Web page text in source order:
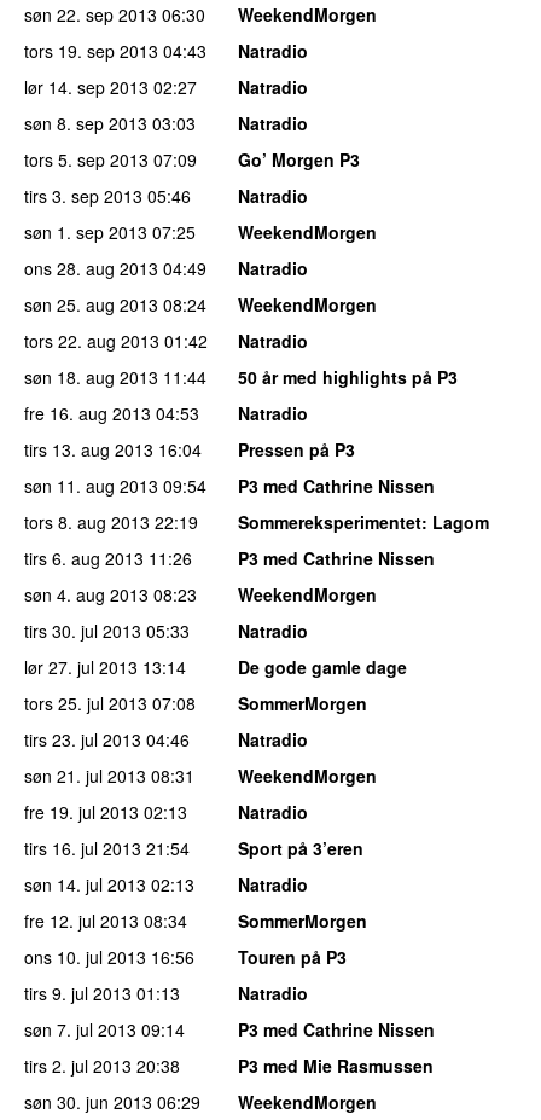
søn 22. sep 2013 06:30
WeekendMorgen
tors 19. sep 2013 04:43
Natradio
lør 14. sep 2013 02:27
Natradio
søn 8. sep 2013 03:03
Natradio
tors 5. sep 2013 07:09
Go’ Morgen P3
tirs 3. sep 2013 05:46
Natradio
søn 1. sep 2013 07:25
WeekendMorgen
ons 28. aug 2013 04:49
Natradio
søn 25. aug 2013 08:24
WeekendMorgen
tors 22. aug 2013 01:42
Natradio
søn 18. aug 2013 11:44
50 år med highlights på P3
fre 16. aug 2013 04:53
Natradio
tirs 13. aug 2013 16:04
Pressen på P3
søn 11. aug 2013 09:54
P3 med Cathrine Nissen
tors 8. aug 2013 22:19 Sommereksperimentet: Lagom
tirs 6. aug 2013 11:26
P3 med Cathrine Nissen
søn 4. aug 2013 08:23
WeekendMorgen
tirs 30. jul 2013 05:33
Natradio
lør 27. jul 2013 13:14
De gode gamle dage
tors 25. jul 2013 07:08
SommerMorgen
tirs 23. jul 2013 04:46
Natradio
søn 21. jul 2013 08:31
WeekendMorgen
fre 19. jul 2013 02:13
Natradio
tirs 16. jul 2013 21:54
Sport på 3’eren
søn 14. jul 2013 02:13
Natradio
fre 12. jul 2013 08:34
SommerMorgen
ons 10. jul 2013 16:56
Touren på P3
tirs 9. jul 2013 01:13
Natradio
søn 7. jul 2013 09:14
P3 med Cathrine Nissen
tirs 2. jul 2013 20:38
P3 med Mie Rasmussen
søn 30. jun 2013 06:29
WeekendMorgen